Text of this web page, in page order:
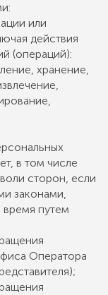
или
действия
(операций):
хранение,
в том числе
сторон, если
законами,
путем
Оператора